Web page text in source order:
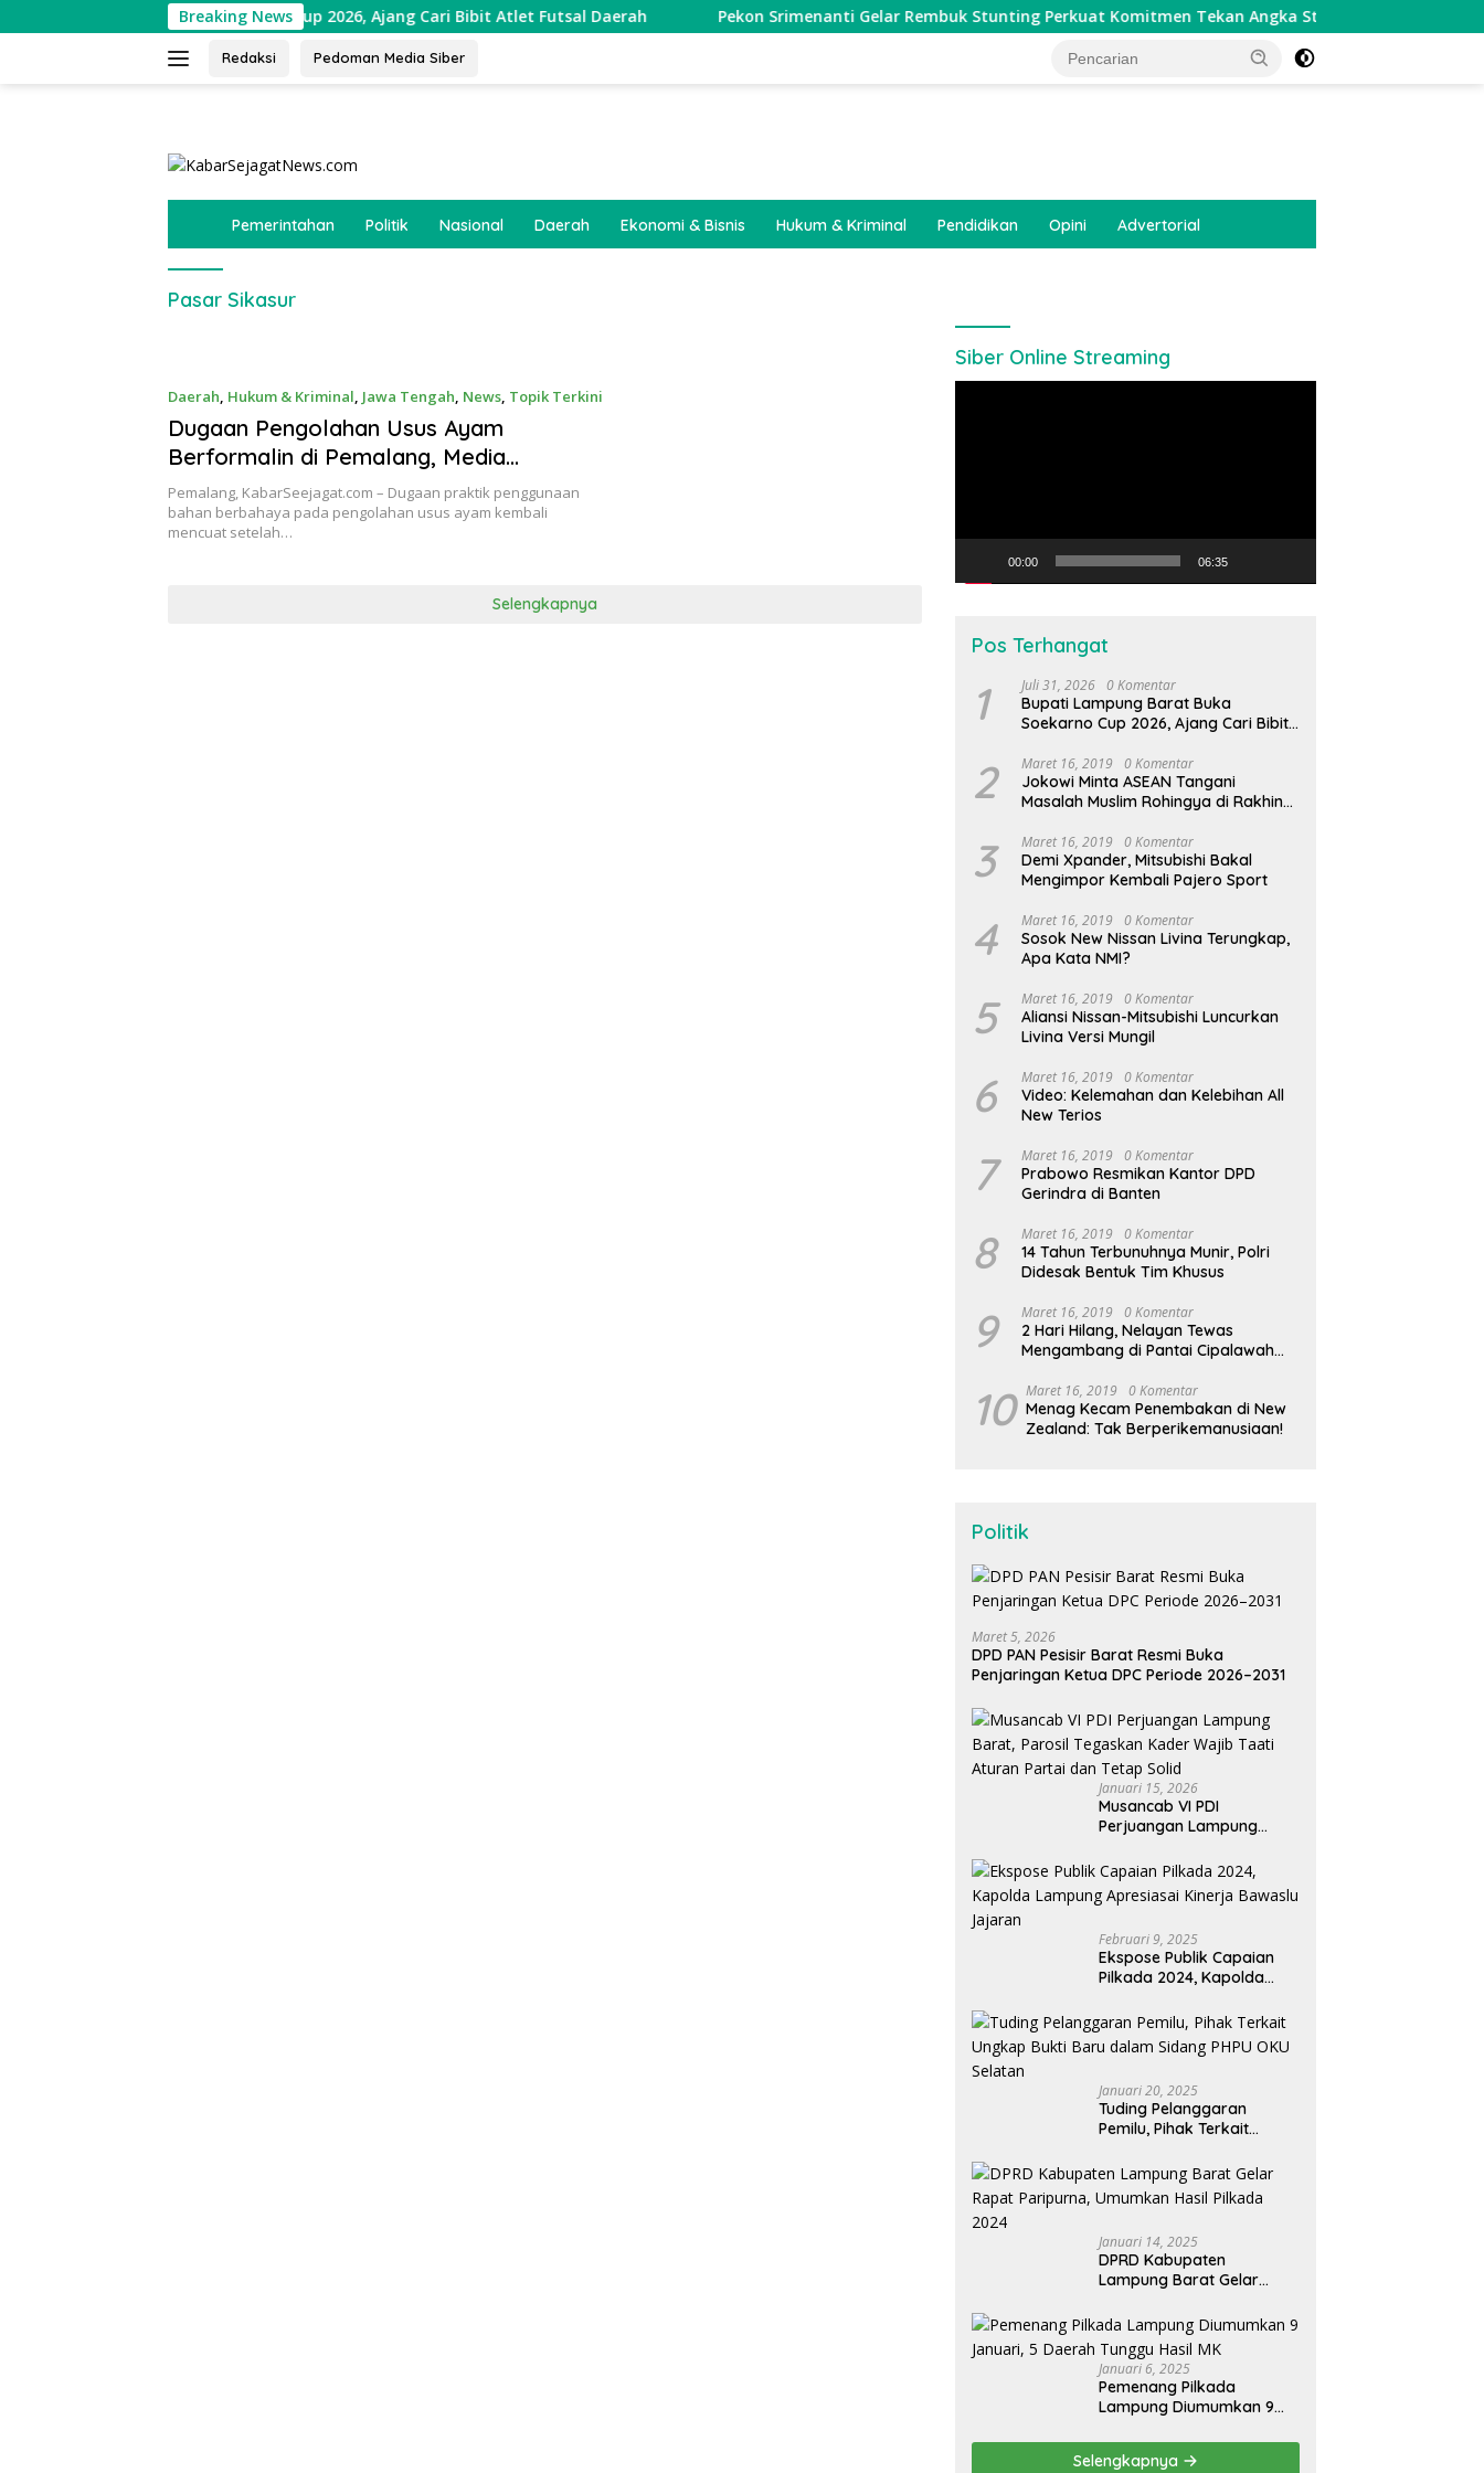
ke
Breaking News
Barat Buka Soekarno Cup 2026, Ajang Cari Bibit Atlet Futsal Daerah Pekon Srimenanti Gelar Rembuk Stunting Perkuat Komitmen Tekan Angka Stunting, Dan Salurkan BLT-DD
Redaksi Pedoman Media Siber
n
Pemerintahan Politik Nasional Daerah Ekonomi & Bisnis Hukum & Kriminal Pendidikan Opini Advertorial
Pasar Sikasur
Daerah Hukum & Kriminal Jawa Tengah News Topik Terkini
April 23, 2026
Dugaan Pengolahan Usus Ayam
Berformalin di Pemalang, Media
Temukan Gudang Tanpa Izin dan
Pembuangan Limbah ke Sungai
Pemalang, KabarSeejagat.com – Dugaan praktik penggunaan
bahan berbahaya pada pengolahan usus ayam kembali
mencuat setelah…
Selengkapnya
Siber Online Streaming
00:00 06:35
Pos Terhangat
1 Juli 31, 2026 0 Komentar
Bupati Lampung Barat Buka
Soekarno Cup 2026, Ajang Cari Bibit
2 Maret 16, 2019 0 Komentar
Jokowi Minta ASEAN Tangani
Masalah Muslim Rohingya di Rakhine
3 Maret 16, 2019 0 Komentar
Demi Xpander, Mitsubishi Bakal
Mengimpor Kembali Pajero Sport
4 Maret 16, 2019 0 Komentar
Sosok New Nissan Livina Terungkap,
Apa Kata NMI?
5 Maret 16, 2019 0 Komentar
Aliansi Nissan-Mitsubishi Luncurkan
Livina Versi Mungil
6 Maret 16, 2019 0 Komentar
Video: Kelemahan dan Kelebihan All
New Terios
7 Maret 16, 2019 0 Komentar
Prabowo Resmikan Kantor DPD
Gerindra di Banten
8 Maret 16, 2019 0 Komentar
14 Tahun Terbunuhnya Munir, Polri
Didesak Bentuk Tim Khusus
9 Maret 16, 2019 0 Komentar
2 Hari Hilang, Nelayan Tewas
Mengambang di Pantai Cipalawah
10 Maret 16, 2019 0 Komentar
Menag Kecam Penembakan di New
Zealand: Tak Berperikemanusiaan!
Politik
Maret 5, 2026
DPD PAN Pesisir Barat Resmi Buka
Penjaringan Ketua DPC Periode 2026–2031
Januari 15, 2026
Musancab VI PDI
Perjuangan Lampung
Kader Wajib Taati Aturan
Partai dan Tetap Solid
Februari 9, 2025
Ekspose Publik Capaian
Pilkada 2024, Kapolda
Kinerja Bawaslu Jajaran
Januari 20, 2025
Tuding Pelanggaran
Pemilu, Pihak Terkait
Sidang PHPU OKU Selatan
Januari 14, 2025
DPRD Kabupaten
Lampung Barat Gelar
Umumkan Hasil Pilkada
2024
Januari 6, 2025
Pemenang Pilkada
Lampung Diumumkan 9
Hasil MK
Selengkapnya